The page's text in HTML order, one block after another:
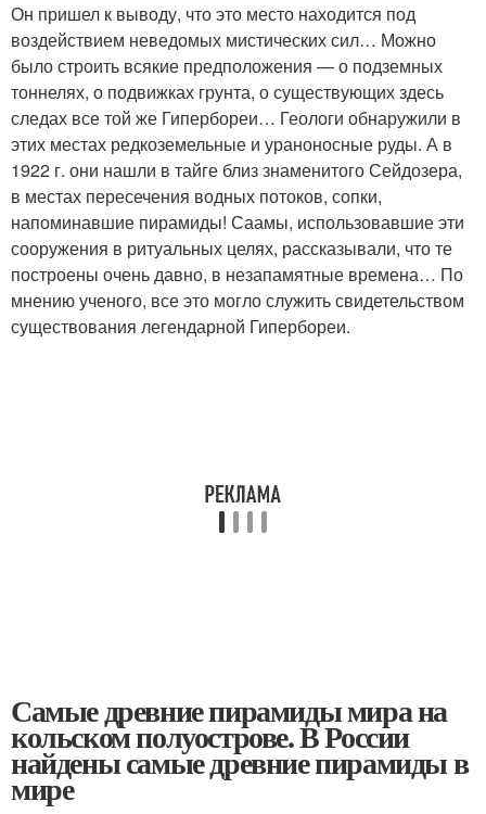
Он пришел к выводу, что это место находится под
воздействием неведомых мистических сил… Можно
было строить всякие предположения — о подземных
тоннелях, о подвижках грунта, о существующих здесь
следах все той же Гипербореи… Геологи обнаружили в
этих местах редкоземельные и ураноносные руды. А в
1922 г. они нашли в тайге близ знаменитого Сейдозера,
в местах пересечения водных потоков, сопки,
напоминавшие пирамиды! Саамы, использовавшие эти
сооружения в ритуальных целях, рассказывали, что те
построены очень давно, в незапамятные времена… По
мнению ученого, все это могло служить свидетельством
существования легендарной Гипербореи.
Самые древние пирамиды мира на
кольском полуострове. В России
найдены самые древние пирамиды в
мире